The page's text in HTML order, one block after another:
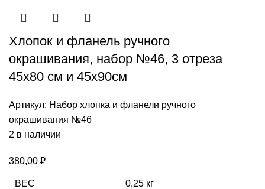
Хлопок и фланель ручного
окрашивания, набор №46, 3 отреза
45х80 см и 45х90см
Артикул: Набор хлопка и фланели ручного
окрашивания №46
2 в наличии
380,00 ₽
ВЕС 0,25 кг